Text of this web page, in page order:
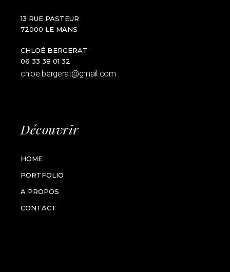
13 RUE PASTEUR
72000 LE MANS
CHLOÉ BERGERAT
06 33 38 01 32
chloe.bergerat@gmail.com
Découvrir
HOME
PORTFOLIO
A PROPOS
CONTACT